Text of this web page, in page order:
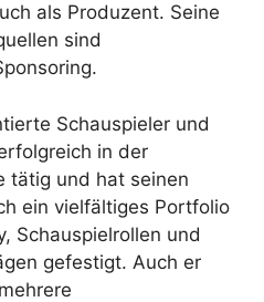
als Produzent. Seine
sind
Schauspieler und
in der
tätig und hat seinen
ein vielfältiges Portfolio
Schauspielrollen und
gefestigt. Auch er